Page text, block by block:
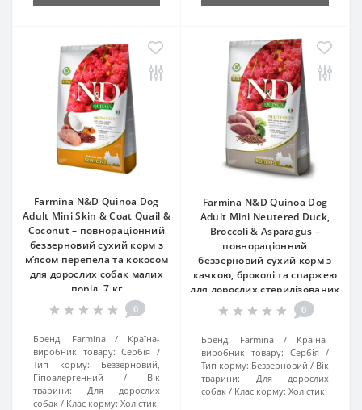
Farmina N&D Quinoa Dog
Adult Mini Skin & Coat Quail &
Coconut – повнораціонний
беззерновий сухий корм з
м’ясом перепела та кокосом
для дорослих собак малих
порід, 7 кг
0
Бренд: Farmina
Країна-
виробник товару: Сербія
Тип корму:
Беззерновий,
Гіпоалергенний
Вік
тварини:
Для дорослих
собак
Клас корму: Холістик
Farmina N&D Quinoa Dog
Adult Mini Neutered Duck,
Broccoli & Asparagus –
повнораціонний
беззерновий сухий корм з
качкою, броколі та спаржею
для дорослих стерилізованих
та кастрованих собак малих
порід, 7 кг
0
Бренд: Farmina
Країна-
виробник товару: Сербія
Тип корму: Беззерновий
Вік
тварини:
Для дорослих
собак
Клас корму: Холістик